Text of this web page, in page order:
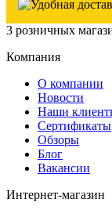
3 розничных
Компания
О компании
Новости
Наши
Сертификаты
Обзоры
Блог
Вакансии
Интернет-магазин